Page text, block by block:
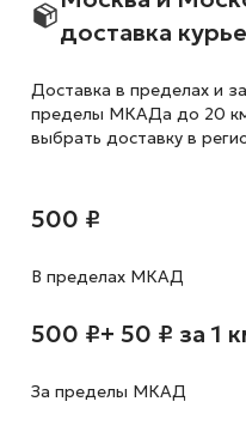
доставка
Доставка в пределах и
пределы МКАДа до 20
выбрать доставку в
500 ₽
В пределах МКАД
500 ₽+ 50 ₽ за 1
За пределы МКАД